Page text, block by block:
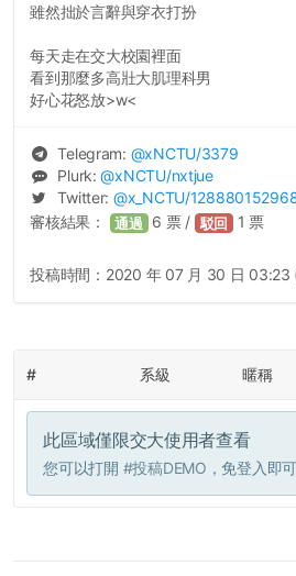
雖然拙於言辭與穿衣打扮
每天走在交大校園裡面
看到那麼多高壯大肌理科男
好心花怒放>w<
Telegram: @xNCTU/3379
Plurk:@xNCTU/nxtjue
Twitter: @x_NCTU/
審核結果： 通過 6 票 / 駁回 1 票
投稿時間： 2020 年 07 月 30 日 03:23
# 系級 暱稱
此區域僅限交大使用者查看
您可以打開 #投稿DEMO ，免登入即